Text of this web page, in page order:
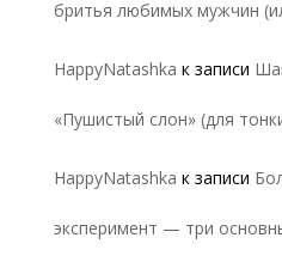
бритья любимых мужчин
HappyNatashka к записи
«Пушистый слон» (для
HappyNatashka к записи
эксперимент — три